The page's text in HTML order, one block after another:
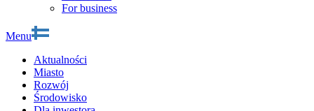
For business
Menu
Aktualności
Miasto
Rozwój
Środowisko